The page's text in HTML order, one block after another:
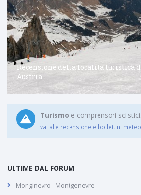
Recensione della località turistica
Austria
Turismo e comprensori sciistici.
vai alle recensione e bollettini
ULTIME DAL FORUM
Monginevro - Montgenevre